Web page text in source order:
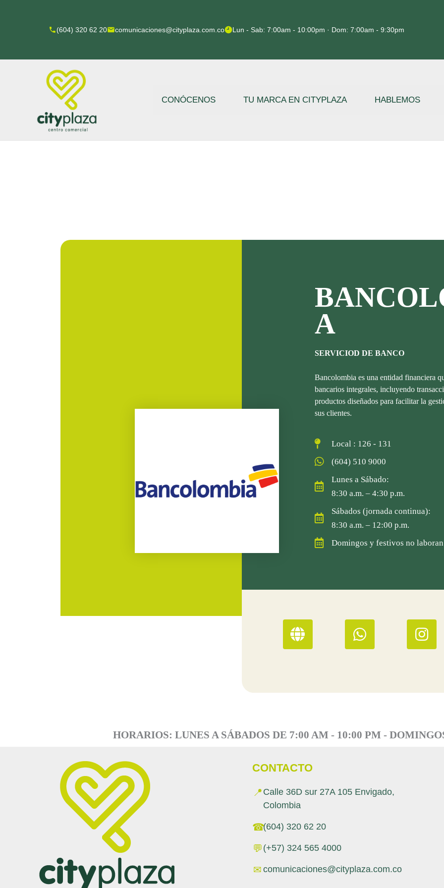
(604) 320 62 20 comunicaciones@cityplaza.com.co Lun - Sab: 7:00am - 10:00pm · Dom: 7:00am - 9:30pm
CONÓCENOS TU MARCA EN CITYPLAZA HABLEMOS
A
SERVICIOD DE BANCO
Bancolombia es una entidad financiera
bancarios integrales, incluyendo
productos diseñados para facilitar la
sus clientes.
Local : 126 - 131
(604) 510 9000
Lunes a Sábado:
8:30 a.m. – 4:30 p.m.
Sábados (jornada continua):
8:30 a.m. – 12:00 p.m.
Domingos y festivos no
HORARIOS: LUNES A SÁBADOS DE 7:00 AM - 10:00 PM -
CONTACTO
📍 Calle 36D sur 27A 105 Envigado,
Colombia
☎(604) 320 62 20
💬 (+57) 324 565 4000
✉ comunicaciones@cityplaza.com.co